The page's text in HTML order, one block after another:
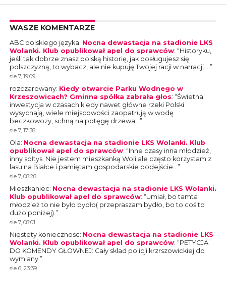
WASZE KOMENTARZE
ABC polskiego języka: Nocna dewastacja na stadionie LKS
Wolanki. Klub opublikował apel do sprawców: “Historyku,
jeśli tak dobrze znasz polską historię, jak posługujesz się
polszczyzną, to wybacz, ale nie kupuję Twojej racji w narracji.…”
sie 7, 19:09
rozczarowany: Kiedy otwarcie Parku Wodnego w
Krzeszowicach? Gminna spółka zabrała głos: “Świetna
inwestycja w czasach kiedy nawet główne rzeki Polski
wysychają, wiele miejscowości zaopatrują w wodę
beczkowozy, schną na potęgę drzewa…”
sie 7, 17:38
Ola: Nocna dewastacja na stadionie LKS Wolanki. Klub
opublikował apel do sprawców: “Inne czasy inna młodzież,
inny sołtys. Nie jestem mieszkanką Woli,ale często korzystam z
lasu na Białce i pamiętam gospodarskie podejście…”
sie 7, 08:28
Mieszkaniec: Nocna dewastacja na stadionie LKS Wolanki.
Klub opublikował apel do sprawców: “Umiał, bo tamta
młodzież to nie było bydło( przepraszam bydło, bo to coś to
dużo poniżej).”
sie 7, 08:01
Niestety koniecznosc: Nocna dewastacja na stadionie LKS
Wolanki. Klub opublikował apel do sprawców: “PETYCJA
DO KOMENDY GŁOWNEJ: Cały sklad policji krzrszowickiej do
wymiany.”
sie 6, 23:39